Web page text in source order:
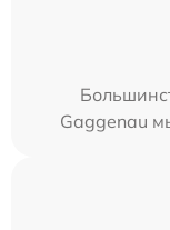
Gaggenau